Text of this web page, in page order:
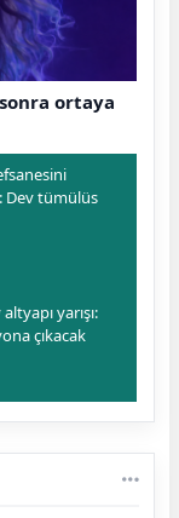
ortaya
Dev tümülüs
yarışı:
çıkacak